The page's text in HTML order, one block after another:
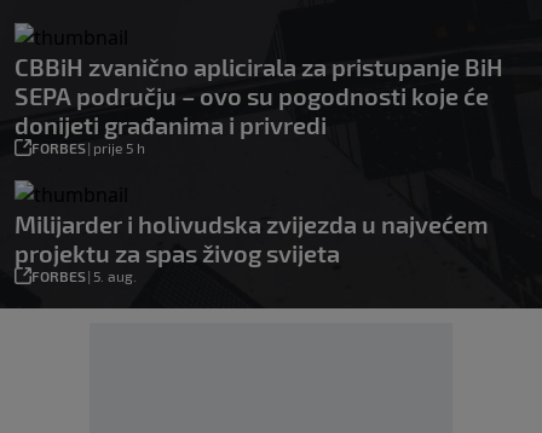
CBBiH zvanično aplicirala za pristupanje BiH
SEPA području – ovo su pogodnosti koje će
donijeti građanima i privredi
FORBES| prije 5 h
Milijarder i holivudska zvijezda u najvećem
projektu za spas živog svijeta
FORBES| 5. aug.